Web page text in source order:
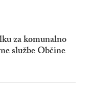
za komunalno
službe Občine